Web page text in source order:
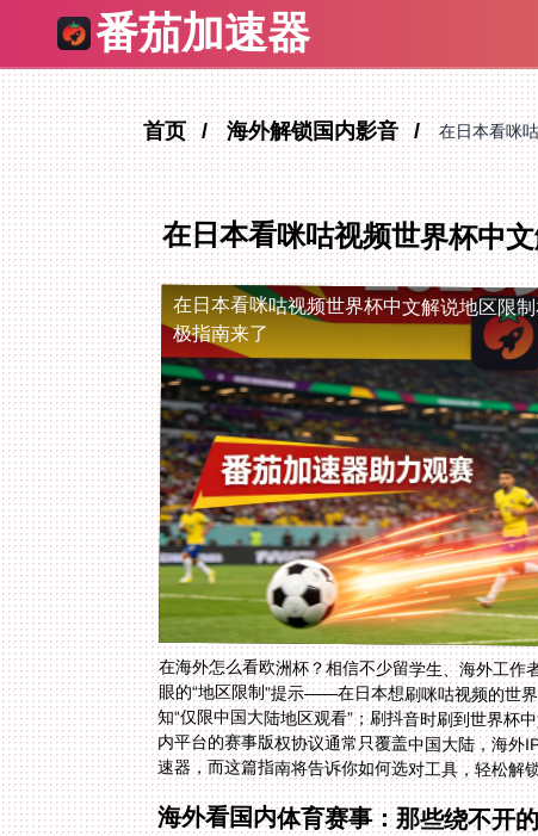
番茄加速器
首页 海外解锁国内影音 在日本看咪
在日本看咪咕视频世界杯中
在日本看咪咕视频世界杯中文解说地区限制
极指南来了
在海外怎么看欧洲杯？相信不少留学生、海外工
眼的“地区限制”提示——在日本想刷咪咕视频的世
知“仅限中国大陆地区观看”；刷抖音时刷到世界杯
内平台的赛事版权协议通常只覆盖中国大陆，海
速器，而这篇指南将告诉你如何选对工具，轻松解
海外看国内体育赛事：那些绕不开